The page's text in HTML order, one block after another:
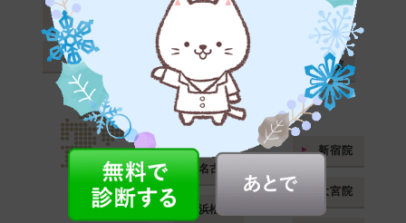
新宿院
大宮院
仙台院
名古屋院
浜松院
金沢院
神戸院
岡山院
広島院